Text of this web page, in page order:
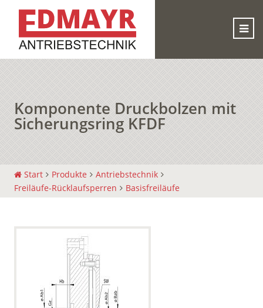
Komponente Druckbolzen mit
Sicherungsring KFDF
Start Produkte
Antriebstechnik
Freiläufe-Rücklaufsperren
Basisfreiläufe